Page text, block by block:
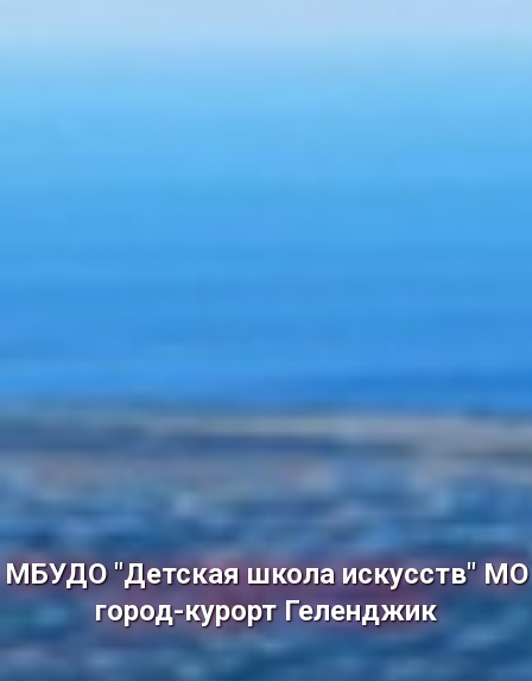
МБУДО "Детская школа искусств" МО
город-курорт Геленджик